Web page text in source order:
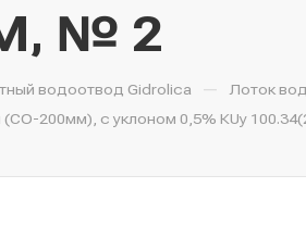
№ 2
водоотвод Gidrolica —
Лоток
200мм), с уклоном 0,5% КUу